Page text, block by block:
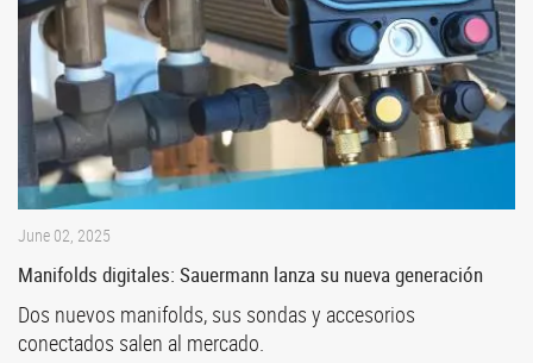
June 02, 2025
Manifolds digitales: Sauermann lanza su nueva generación
Dos nuevos manifolds, sus sondas y accesorios
conectados salen al mercado.